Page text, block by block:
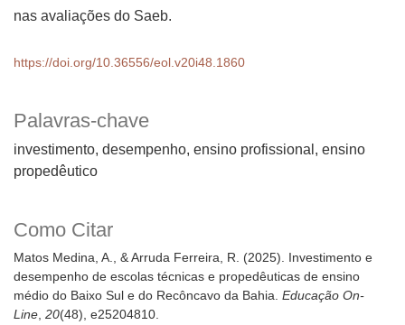
Palavras-chave
investimento, desempenho, ensino profissional, ensino
propedêutico
Como Citar
Matos Medina, A., & Arruda Ferreira, R. (2025). Investimento e
desempenho de escolas técnicas e propedêuticas de ensino
médio do Baixo Sul e do Recôncavo da Bahia. Educação On-
Line, 20(48), e25204810.
nas avaliações do Saeb.
https://doi.org/10.36556/eol.v20i48.1860